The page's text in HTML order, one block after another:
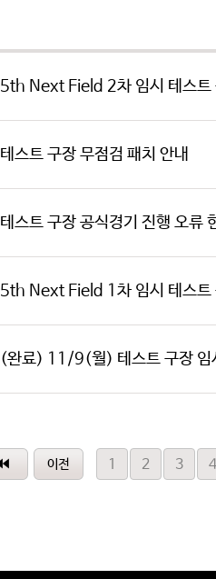
5th Next Field 2차 임시 테스트
테스트 구장 무점검 패치 안내
테스트 구장 공식경기 진행 오류
5th Next Field 1차 임시 테스트
(완료) 11/9(월) 테스트 구장 임
1 2 3 4